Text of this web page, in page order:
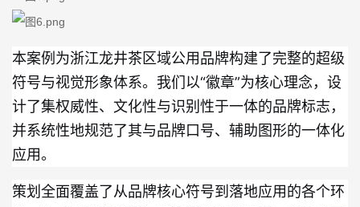
本案例为浙江龙井茶区域公用品牌构建了完整的超级
符号与视觉形象体系。我们以“徽章”为核心理念，设
计了集权威性、文化性与识别性于一体的品牌标志，
并系统性地规范了其与品牌口号、辅助图形的一体化
应用。
策划全面覆盖了从品牌核心符号到落地应用的各个环